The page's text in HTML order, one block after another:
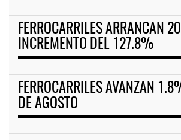
FERROCARRILES ARRANCAN
INCREMENTO DEL 127.8%
FERROCARRILES AVANZAN
DE AGOSTO